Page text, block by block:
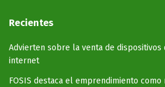
Recientes
Advierten sobre la venta de dispositivos
internet
FOSIS destaca el emprendimiento